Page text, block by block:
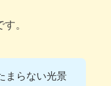
。
まらない光景